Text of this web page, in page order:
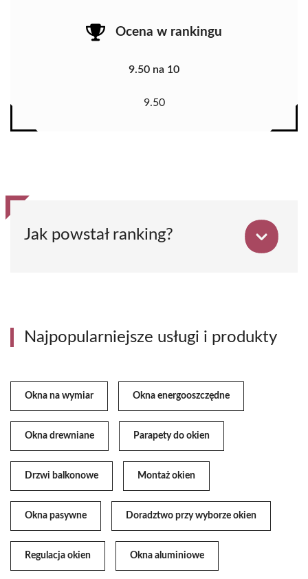
Ocena w rankingu
9.50 na 10
9.50
Jak powstał ranking?
Najpopularniejsze usługi i produkty
Okna na wymiar Okna energooszczędne
Okna drewniane Parapety do okien
Drzwi balkonowe Montaż okien
Okna pasywne Doradztwo przy wyborze okien
Regulacja okien Okna aluminiowe